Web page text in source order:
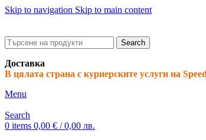
Skip to navigation Skip to main content
Search
Доставка
В цялата страна с куриерските услуги на
Menu
Search
0 items 0,00 € / 0,00 лв.